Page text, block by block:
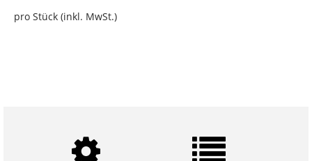
pro Stück (inkl. MwSt.)